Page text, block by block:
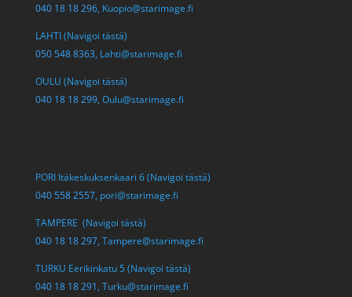
040 18 18 296, Kuopio@starimage.fi
LAHTI (Navigoi tästä)
050 548 8363, Lahti@starimage.fi
OULU (Navigoi tästä)
040 18 18 299, Oulu@starimage.fi
PORI Itäkeskuksenkaari 6 (Navigoi tästä)
040 558 2557, pori@starimage.fi
TAMPERE (Navigoi tästä)
040 18 18 297, Tampere@starimage.fi
TURKU Eerikinkatu 5 (Navigoi tästä)
040 18 18 291, Turku@starimage.fi